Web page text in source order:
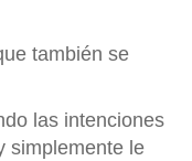
también se
las intenciones
simplemente le